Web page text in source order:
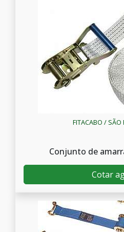
FITACABO / SÃO
Conjunto de
Cotar